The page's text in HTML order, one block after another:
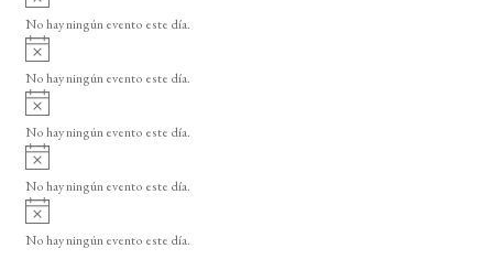
o
v
i
o
No hay ningún evento este día.
A
v
i
o
No hay ningún evento este día.
A
v
i
o
No hay ningún evento este día.
A
v
i
o
No hay ningún evento este día.
A
v
i
No hay ningún evento este día.